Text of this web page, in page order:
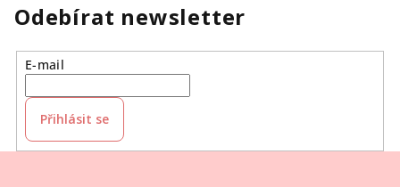
Odebírat newsletter
E-mail
Přihlásit se